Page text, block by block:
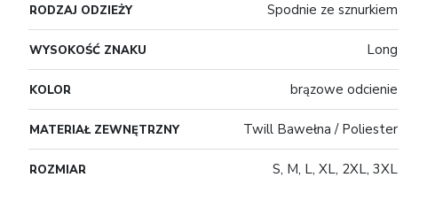
RODZAJ ODZIEŻY Spodnie ze sznurkiem
WYSOKOŚĆ ZNAKU Long
KOLOR brązowe odcienie
MATERIAŁ ZEWNĘTRZNY Twill Bawełna / Poliester
ROZMIAR S, M, L, XL, 2XL, 3XL